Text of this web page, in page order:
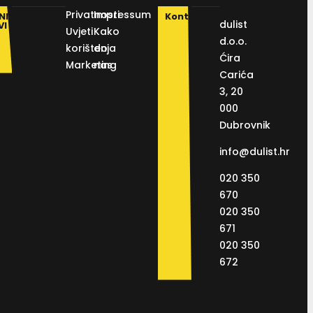
Privatnosti
Uvjeti
korištenja
Marketing
Impressum
Kako
do
nas
Kontakt
dulist
d.o.o.
Ćira
Carića
3, 20
000
Dubrovnik
info@dulist.hr
020 350
670
020 350
671
020 350
672